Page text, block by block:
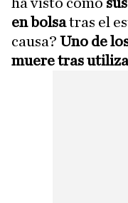
en bolsatras el
causa? Uno de
muere tras